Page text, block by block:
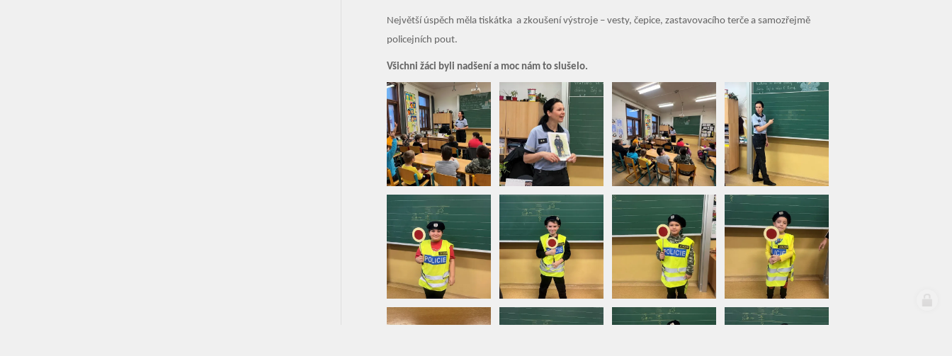
Největší úspěch měla tiskátka a zkoušení výstroje – vesty, čepice, zastavovacího terče a samozřejmě
policejních pout.
Všichni žáci byli nadšení a moc nám to slušelo.